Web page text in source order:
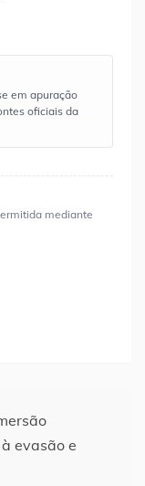
em apuração
oficiais da
mediante
evasão e